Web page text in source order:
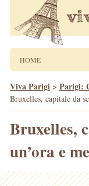
HOME
Viva Parigi > Parigi:
Bruxelles, capitale da
Bruxelles,
un’ora e